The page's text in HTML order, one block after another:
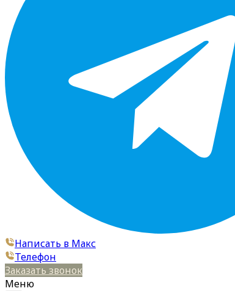
Написать в Макс
Телефон
Заказать звонок
Меню